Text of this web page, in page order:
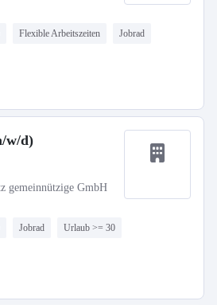
Flexible Arbeitszeiten Jobrad
w/d)
gemeinnützige GmbH
Jobrad Urlaub >= 30